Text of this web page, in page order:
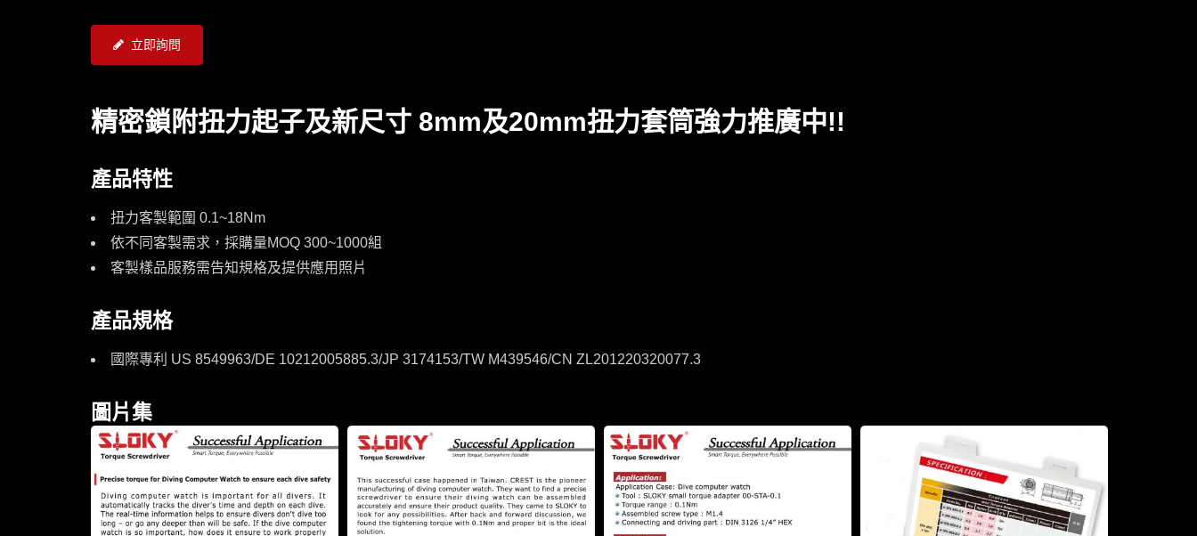
立即詢問
精密鎖附扭力起子及新尺寸 8mm及20mm扭力套筒強力推廣中!!
產品特性
扭力客製範圍 0.1~18Nm
依不同客製需求，採購量MOQ 300~1000組
客製樣品服務需告知規格及提供應用照片
產品規格
國際專利 US 8549963/DE 10212005885.3/JP 3174153/TW M439546/CN ZL201220320077.3
圖片集